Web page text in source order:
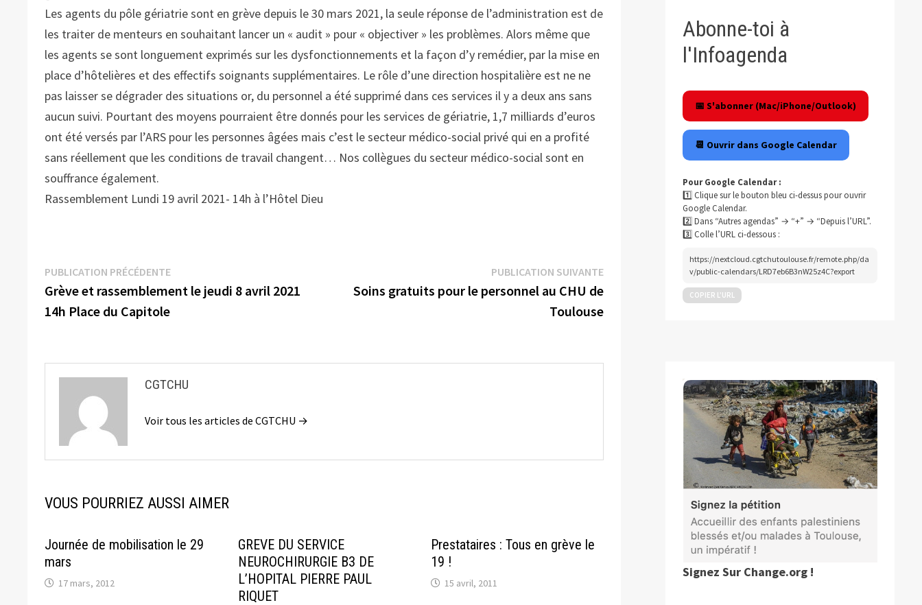
Les agents du pôle gériatrie sont en grève depuis le 30 mars 2021, la seule réponse de l’administration est de
les traiter de menteurs en souhaitant lancer un « audit » pour « objectiver » les problèmes. Alors même que
les agents se sont longuement exprimés sur les dysfonctionnements et la façon d’y remédier, par la mise en
place d’hôtelières et des effectifs soignants supplémentaires. Le rôle d’une direction hospitalière est ne ne
pas laisser se dégrader des situations or, du personnel a été supprimé dans ces services il y a deux ans sans
aucun suivi. Pourtant des moyens pourraient être donnés pour les services de gériatrie, 1,7 milliards d’euros
ont été versés par l’ARS pour les personnes âgées mais c’est le secteur médico-social privé qui en a profité
sans réellement que les conditions de travail changent… Nos collègues du secteur médico-social sont en
souffrance également.
Rassemblement Lundi 19 avril 2021- 14h à l’Hôtel Dieu
Navigation
de
PUBLICATION PRÉCÉDENTEPublication
précédente :
Grève et rassemblement le jeudi 8 avril 2021
14h Place du Capitole
PUBLICATION SUIVANTEPublication
suivante :
Soins gratuits pour le personnel au CHU de
Toulouse
CGTCHU
Voir tous les articles de CGTCHU →
VOUS POURRIEZ AUSSI AIMER
Journée de mobilisation le 29
mars
17 mars, 2012
GREVE DU SERVICE
NEUROCHIRURGIE B3 DE
L’HOPITAL PIERRE PAUL
RIQUET
Prestataires : Tous en grève le
19 !
15 avril, 2011
Abonne-toi à
l'Infoagenda
📅 S'abonner (Mac/iPhone/Outlook)
📆 Ouvrir dans Google Calendar
Pour Google Calendar :
1️⃣ Clique sur le bouton bleu ci-dessus pour ouvrir
Google Calendar.
2️⃣ Dans “Autres agendas” → “+” → “Depuis l’URL”.
3️⃣ Colle l’URL ci-dessous :
https://nextcloud.cgtchutoulouse.fr/remote.php/da
v/public-calendars/LRD7eb6B3nW25z4C?export
COPIER L’URL
Signez Sur Change.org !